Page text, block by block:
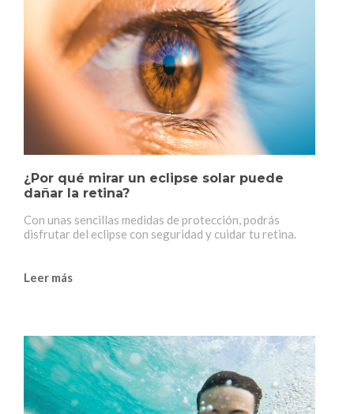
¿Por qué mirar un eclipse solar puede
dañar la retina?
Con unas sencillas medidas de protección, podrás
disfrutar del eclipse con seguridad y cuidar tu retina.
Leer más